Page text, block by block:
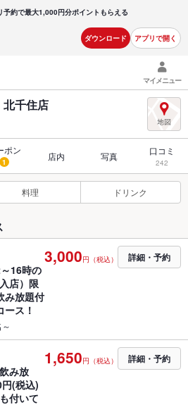
予約で最大1,000円分ポイントもらえる
ダウンロード アプリで開く
マイメニュー
千住店
ポン
1 店内 写真 口コミ
242
料理 ドリンク
16時の
店）限
み放題付
ース！
3,000円（税込） 詳細・予約
み放
(税込)
付いて
1,650円（税込） 詳細・予約